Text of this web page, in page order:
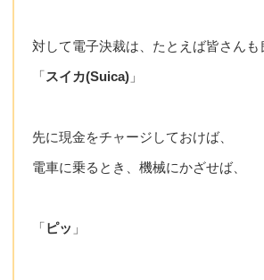
対して電子決裁は、たとえば皆さんも
「スイカ(Suica) 」
先に現金をチャージしておけば、
電車に乗るとき、機械にかざせば、
「ピッ 」